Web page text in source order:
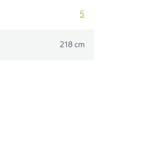
5
218 cm